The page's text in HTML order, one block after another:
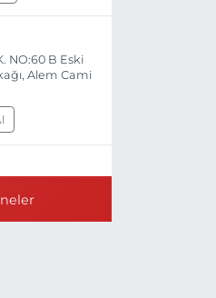
NO:60 B Eski
Alem Cami